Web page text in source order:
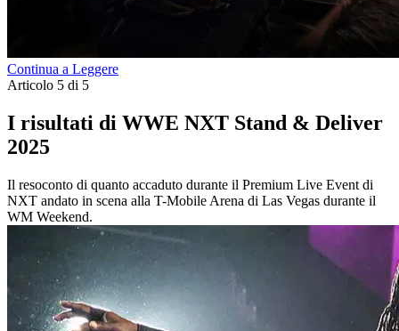
Continua a Leggere
Articolo 5 di 5
I risultati di WWE NXT Stand & Deliver
2025
Il resoconto di quanto accaduto durante il Premium Live Event di
NXT andato in scena alla T-Mobile Arena di Las Vegas durante il
WM Weekend.